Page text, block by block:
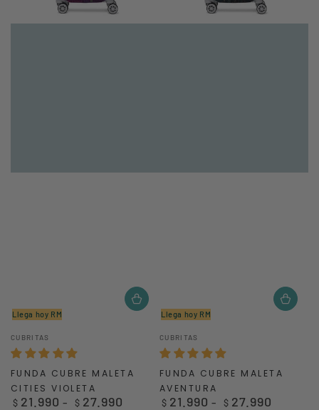
Llega hoy RM
Vendedor:
CUBRITAS
FUNDA CUBRE MALETA
CITIES VIOLETA
Precio
$ 21.990 $ 27.990
Llega hoy RM
Vendedor:
CUBRITAS
FUNDA CUBRE MALETA
AVENTURA
Precio
$ 21.990 $ 27.990